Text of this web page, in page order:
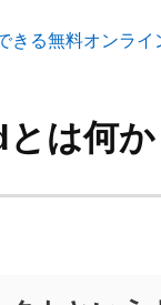
る無料オンライ
は何か